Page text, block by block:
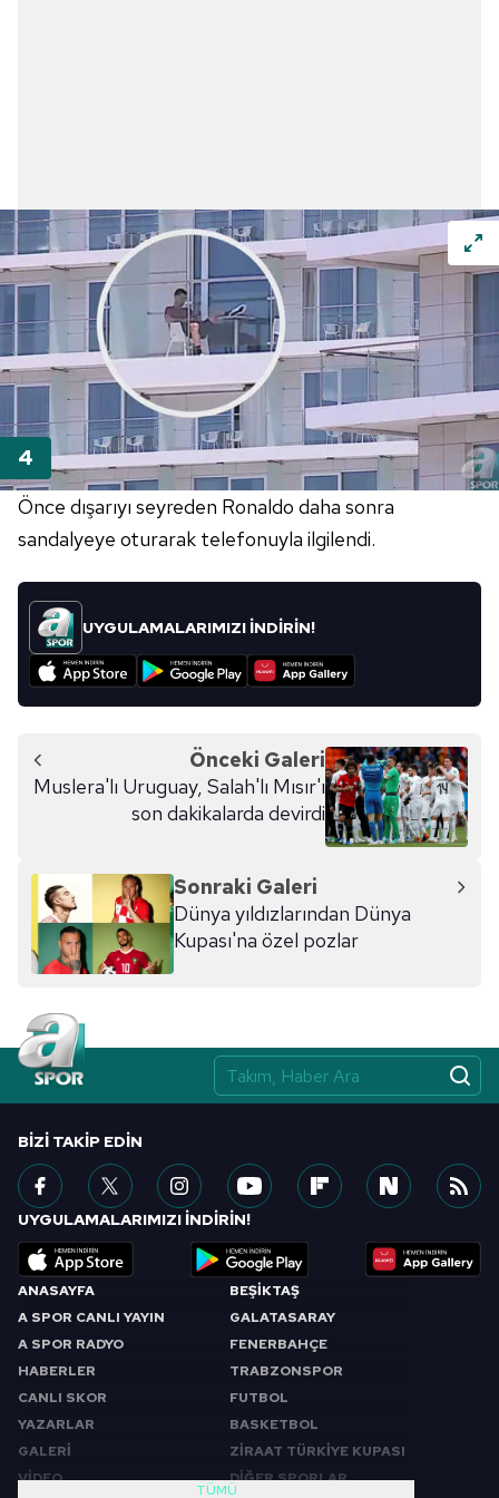
sınırlı olarak açık rızanız dahilinde kullanılacaktır.
Çerezlere ilişkin tercihlerinizi aşağıda yer alan panel
vasıtasıyla belirleyebilirsiniz. Çerezlere ilişkin detaylı bilgi
için Ayarlar butonuna tıklayabilir,Çerez Bilgilendirme
Metnimiziziyaret edebilirsiniz.
6698 sayılı Kişisel Verilerin Korunması Kanunu uyarınca
hazırlanmış Aydınlatma Metnimizi okumak ve sitemizde
ilgili mevzuata uygun olarak kullanılan çerezlerle ilgili bilgi
almak için lütfentıklayınız.
Önce dışarıyı seyreden Ronaldo daha sonra
sandalyeye oturarak telefonuyla ilgilendi.
UYGULAMALARIMIZI İNDİRİN!
Önceki Galeri
Muslera'lı Uruguay, Salah'lı Mısır'ı
son dakikalarda devirdi
Sonraki Galeri
Dünya yıldızlarından Dünya
Kupası'na özel pozlar
ANASAYFA
A SPOR CANLI YAYIN
A SPOR RADYO
HABERLER
CANLI SKOR
YAZARLAR
GALERİ
VİDEO
BEŞİKTAŞ
GALATASARAY
FENERBAHÇE
TRABZONSPOR
FUTBOL
BASKETBOL
ZİRAAT TÜRKİYE KUPASI
DİĞER SPORLAR
TÜMÜ
BIZI TAKIP EDIN
UYGULAMALARIMIZI İNDİRİN!